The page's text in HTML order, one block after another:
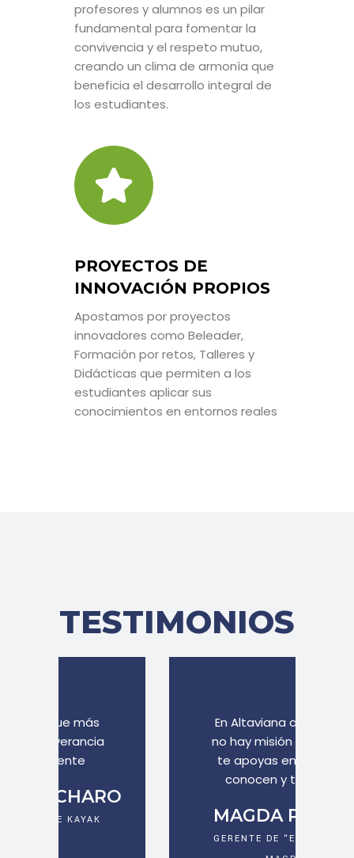
profesores y alumnos es un pilar
fundamental para fomentar la
convivencia y el respeto mutuo,
creando un clima de armonía que
beneficia el desarrollo integral de
los estudiantes.
PROYECTOS DE
INNOVACIÓN PROPIOS
Apostamos por proyectos
innovadores como Beleader,
Formación por retos, Talleres y
Didácticas que permiten a los
estudiantes aplicar sus
conocimientos en entornos reales
TESTIMONIOS
En Altaviana aprendí que
no hay misión imposible si
te apoyas en los que te
conocen y te quieren
MAGDA PASTOR
GERENTE DE “EL TALLER DE